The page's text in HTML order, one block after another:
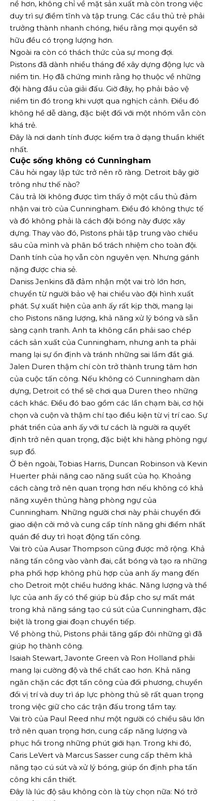
nề hơn, không chỉ về mặt sản xuất mà còn trong việc
duy trì sự điềm tĩnh và tập trung. Các cầu thủ trẻ phải
trưởng thành nhanh chóng, hiểu rằng mọi quyền sở
hữu đều có trọng lượng hơn.
Ngoài ra còn có thách thức của sự mong đợi.
Pistons đã dành nhiều tháng để xây dựng động lực và
niềm tin. Họ đã chứng minh rằng họ thuộc về những
đội hàng đầu của giải đấu. Giờ đây, họ phải bảo vệ
niềm tin đó trong khi vượt qua nghịch cảnh. Điều đó
không hề dễ dàng, đặc biệt đối với một nhóm vẫn còn
khá trẻ.
Đây là nơi danh tính được kiểm tra ở dạng thuần khiết
nhất.
Cuộc sống không có Cunningham
Câu hỏi ngay lập tức trở nên rõ ràng. Detroit bây giờ
trông như thế nào?
Câu trả lời không được tìm thấy ở một cầu thủ đảm
nhận vai trò của Cunningham. Điều đó không thực tế
và đó không phải là cách đội bóng này được xây
dựng. Thay vào đó, Pistons phải tập trung vào chiều
sâu của mình và phân bổ trách nhiệm cho toàn đội.
Danh tính của họ vẫn còn nguyên vẹn. Nhưng gánh
nặng được chia sẻ.
Daniss Jenkins đã đảm nhận một vai trò lớn hơn,
chuyển từ người bảo vệ hai chiều vào đội hình xuất
phát. Sự xuất hiện của anh ấy rất kịp thời, mang lại
cho Pistons năng lượng, khả năng xử lý bóng và sẵn
sàng cạnh tranh. Anh ta không cần phải sao chép
cách sản xuất của Cunningham, nhưng anh ta phải
mang lại sự ổn định và tránh những sai lầm đắt giá.
Jalen Duren thậm chí còn trở thành trung tâm hơn
của cuộc tấn công. Nếu không có Cunningham dàn
dựng, Detroit có thể sẽ chơi qua Duren theo những
cách khác. Điều đó bao gồm các lần chạm bài, cơ hội
chọn và cuộn và thậm chí tạo điều kiện từ vị trí cao. Sự
phát triển của anh ấy với tư cách là người ra quyết
định trở nên quan trọng, đặc biệt khi hàng phòng ngự
sụp đổ.
Ở bên ngoài, Tobias Harris, Duncan Robinson và Kevin
Huerter phải nâng cao năng suất của họ. Khoảng
cách càng trở nên quan trọng hơn nếu không có khả
năng xuyên thủng hàng phòng ngự của
Cunningham. Những người chơi này phải chuyển đổi
giao diện cởi mở và cung cấp tính năng ghi điểm nhất
quán để duy trì hoạt động tấn công.
Vai trò của Ausar Thompson cũng được mở rộng. Khả
năng tấn công vào vành đai, cắt bóng và tạo ra những
pha phối hợp không phù hợp của anh ấy mang đến
cho Detroit một chiều hướng khác. Năng lượng và thể
lực của anh ấy có thể giúp bù đắp cho sự mất mát
trong khả năng sáng tạo cú sút của Cunningham, đặc
biệt là trong giai đoạn chuyển tiếp.
Về phòng thủ, Pistons phải tăng gấp đôi những gì đã
giúp họ thành công.
Isaiah Stewart, Javonte Green và Ron Holland phải
mang lại cường độ và thể chất cao hơn. Khả năng
ngăn chặn các đợt tấn công của đối phương, chuyển
đổi vị trí và duy trì áp lực phòng thủ sẽ rất quan trọng
trong việc giữ cho các trận đấu trong tầm tay.
Vai trò của Paul Reed như một người có chiều sâu lớn
trở nên quan trọng hơn, cung cấp năng lượng và
phục hồi trong những phút giới hạn. Trong khi đó,
Caris LeVert và Marcus Sasser cung cấp thêm khả
năng tạo cú sút và xử lý bóng, giúp ổn định pha tấn
công khi cần thiết.
Đây là lúc độ sâu không còn là tùy chọn nữa: Nó trở